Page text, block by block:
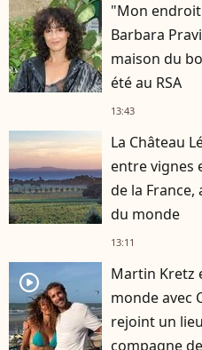
"Mon
Barbara
maison du
été au RSA
13:43
La Château
entre vignes
de la
du monde
13:11
player2
Martin Kretz
monde avec
rejoint un
compagne